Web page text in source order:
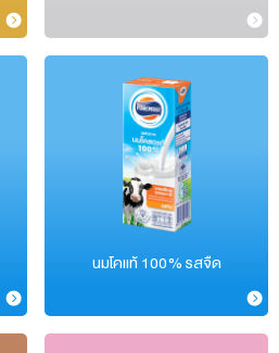
นมโคแท้ 100% รสจืด